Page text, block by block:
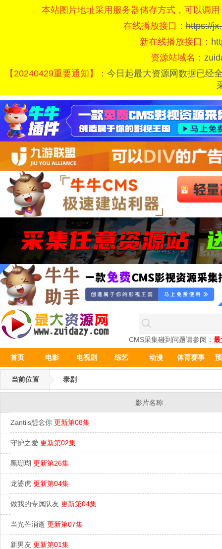
本站图片地址采用服务器储存方式，可以调
在线播放接口：https://
新在线播放接口：
资源站域名：
【20240429重要通知】： 今日起最大资源网数据已经
CMS采集碰到问题请参阅： 最
首页 电影 电视剧 综艺 动漫 体育赛事
当前位置 泰剧
影片名称
Zantiis想念你 更新第08集
守护之爱 更新第02集
黑珊瑚 更新第26集
龙婆虎 更新第04集
做我的专属队友 更新第04集
当光芒消逝 更新第07集
新男友 更新第01集